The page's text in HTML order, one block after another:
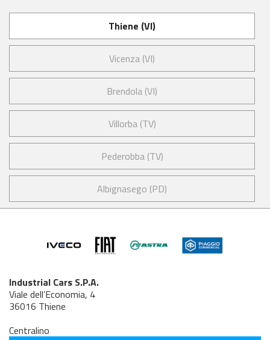
Thiene (VI)
Vicenza (VI)
Brendola (VI)
Villorba (TV)
Pederobba (TV)
Albignasego (PD)
Industrial Cars S.P.A.
Viale dell’Economia, 4
36016 Thiene
Centralino